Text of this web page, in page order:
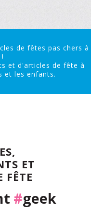
de fêtes pas chers à
et d'articles de fête à
et les enfants.
ET
FÊTE
#geek